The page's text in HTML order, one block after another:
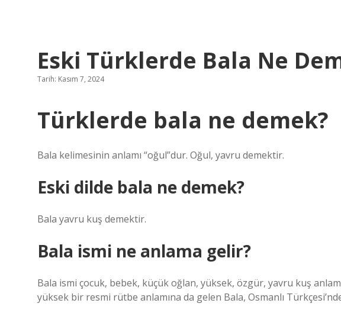
Eski Türklerde Bala Ne
Tarih: Kasım 7, 2024
Türklerde bala ne demek?
Bala kelimesinin anlamı “oğul”dur. Oğul, yavru demektir.
Eski dilde bala ne demek?
Bala yavru kuş demektir.
Bala ismi ne anlama gelir?
Bala ismi çocuk, bebek, küçük oğlan, yüksek, özgür, yavru kuş
yüksek bir resmi rütbe anlamına da gelen Bala, Osmanlı